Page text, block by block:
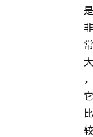
是
非
常
大
，
它
比
较